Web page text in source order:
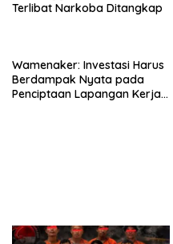
Terlibat Narkoba Ditangkap
Wamenaker: Investasi Harus
Berdampak Nyata pada
Penciptaan Lapangan Kerja